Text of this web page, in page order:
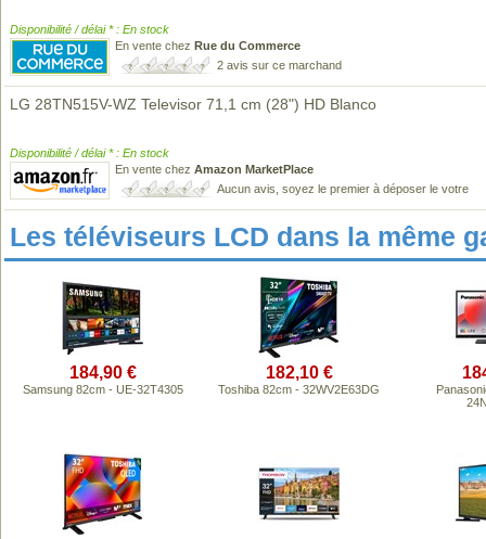
Disponibilité / délai * : En stock
En vente chez Rue du Commerce
2 avis sur ce marchand
LG 28TN515V-WZ Televisor 71,1 cm (28") HD Blanco
Disponibilité / délai * : En stock
En vente chez Amazon MarketPlace
Aucun avis, soyez le premier à déposer le votre
Les téléviseurs LCD dans la même
184,90 €
Samsung 82cm - UE-32T4305
182,10 €
Toshiba 82cm - 32WV2E63DG